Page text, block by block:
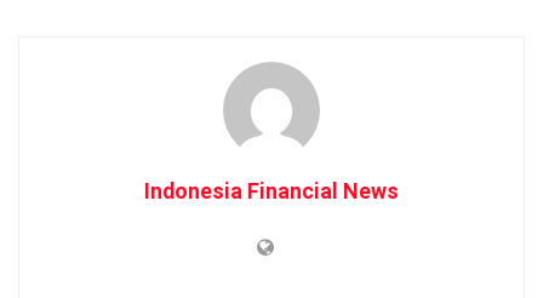
Indonesia Financial News